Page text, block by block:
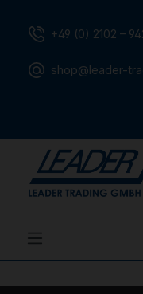
+49 (0) 2102 –
shop@leader-